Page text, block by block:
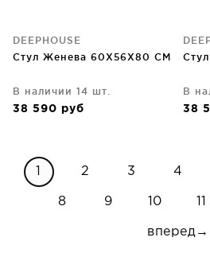
DEEPHOUSE
Стул Женева 60X56X80 CM
В наличии 14 шт.
38 590 руб
В
38
2 3 4
8 9 10
вперед→